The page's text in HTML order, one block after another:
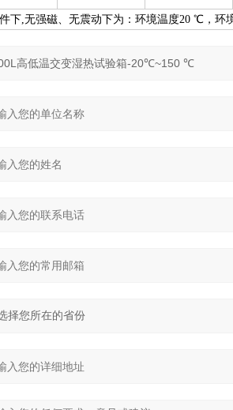
下,无强磁、无震动下为：环境温度20 ℃，环